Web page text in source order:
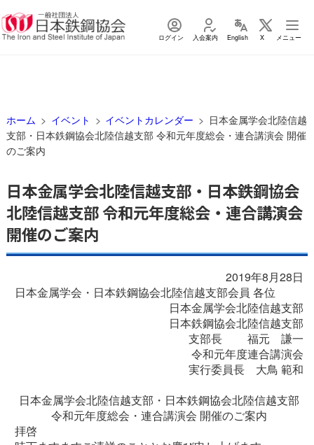
ログイン 入会案内 English X メニュー
ホーム イベント イベントカレンダー
日本金属学会北陸信越
支部・日本鉄鋼協会北陸信越支部 令和元年度総会・連合講演会 開催
のご案内
日本金属学会北陸信越支部・日本鉄鋼協会
北陸信越支部 令和元年度総会・連合講演会
開催のご案内
2019年8月28日
日本金属学会・日本鉄鋼協会北陸信越支部会員 各位
日本金属学会北陸信越支部
日本鉄鋼協会北陸信越支部
支部長 福元 謙一
令和元年度連合講演会
実行委員長 大鳥 範和
日本金属学会北陸信越支部・日本鉄鋼協会北陸信越支部
令和元年度総会・連合講演会 開催のご案内
拝啓